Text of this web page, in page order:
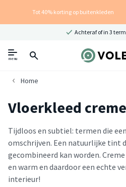
Tot 40% korting op buitenkleden
Achteraf of in 3
menu
Home
Vloerkleed creme
Tijdloos en subtiel: termen die
omschrijven. Een natuurlijke tint
gecombineerd kan worden.
en warm en daardoor een echte
interieur!